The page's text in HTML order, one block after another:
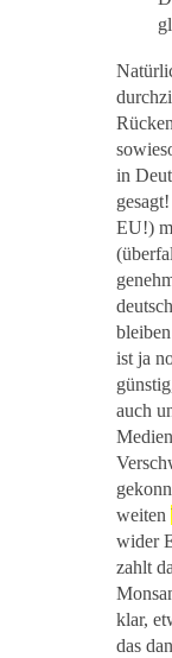
in
EU!)
ist ja
auch
weiten
wider
zahlt
klar,
das